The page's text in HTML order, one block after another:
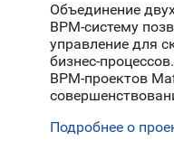
Объединение
BPM-систему
управление для
бизнес-
BPM-проектов
Подробнее о